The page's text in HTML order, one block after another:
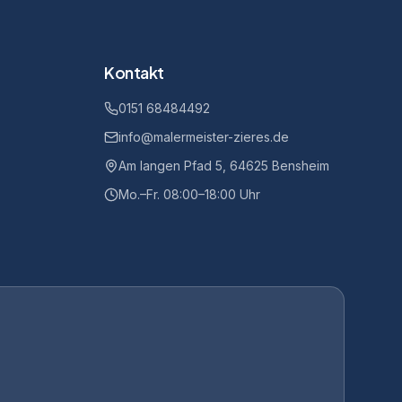
Kontakt
0151 68484492
info@malermeister-zieres.de
Am langen Pfad 5, 64625 Bensheim
Mo.–Fr. 08:00–18:00 Uhr